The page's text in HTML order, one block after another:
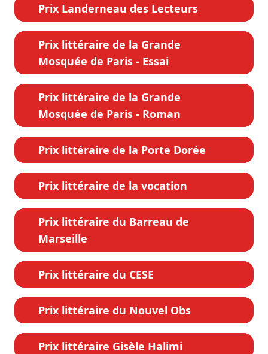
Prix Landerneau des Lecteurs
Prix littéraire de la Grande
Mosquée de Paris - Essai
Prix littéraire de la Grande
Mosquée de Paris - Roman
Prix littéraire de la Porte Dorée
Prix littéraire de la vocation
Prix littéraire du Barreau de
Marseille
Prix littéraire du CESE
Prix littéraire du Nouvel Obs
Prix littéraire Gisèle Halimi